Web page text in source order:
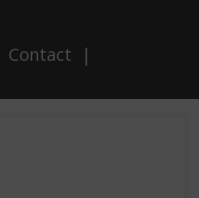
Contact |